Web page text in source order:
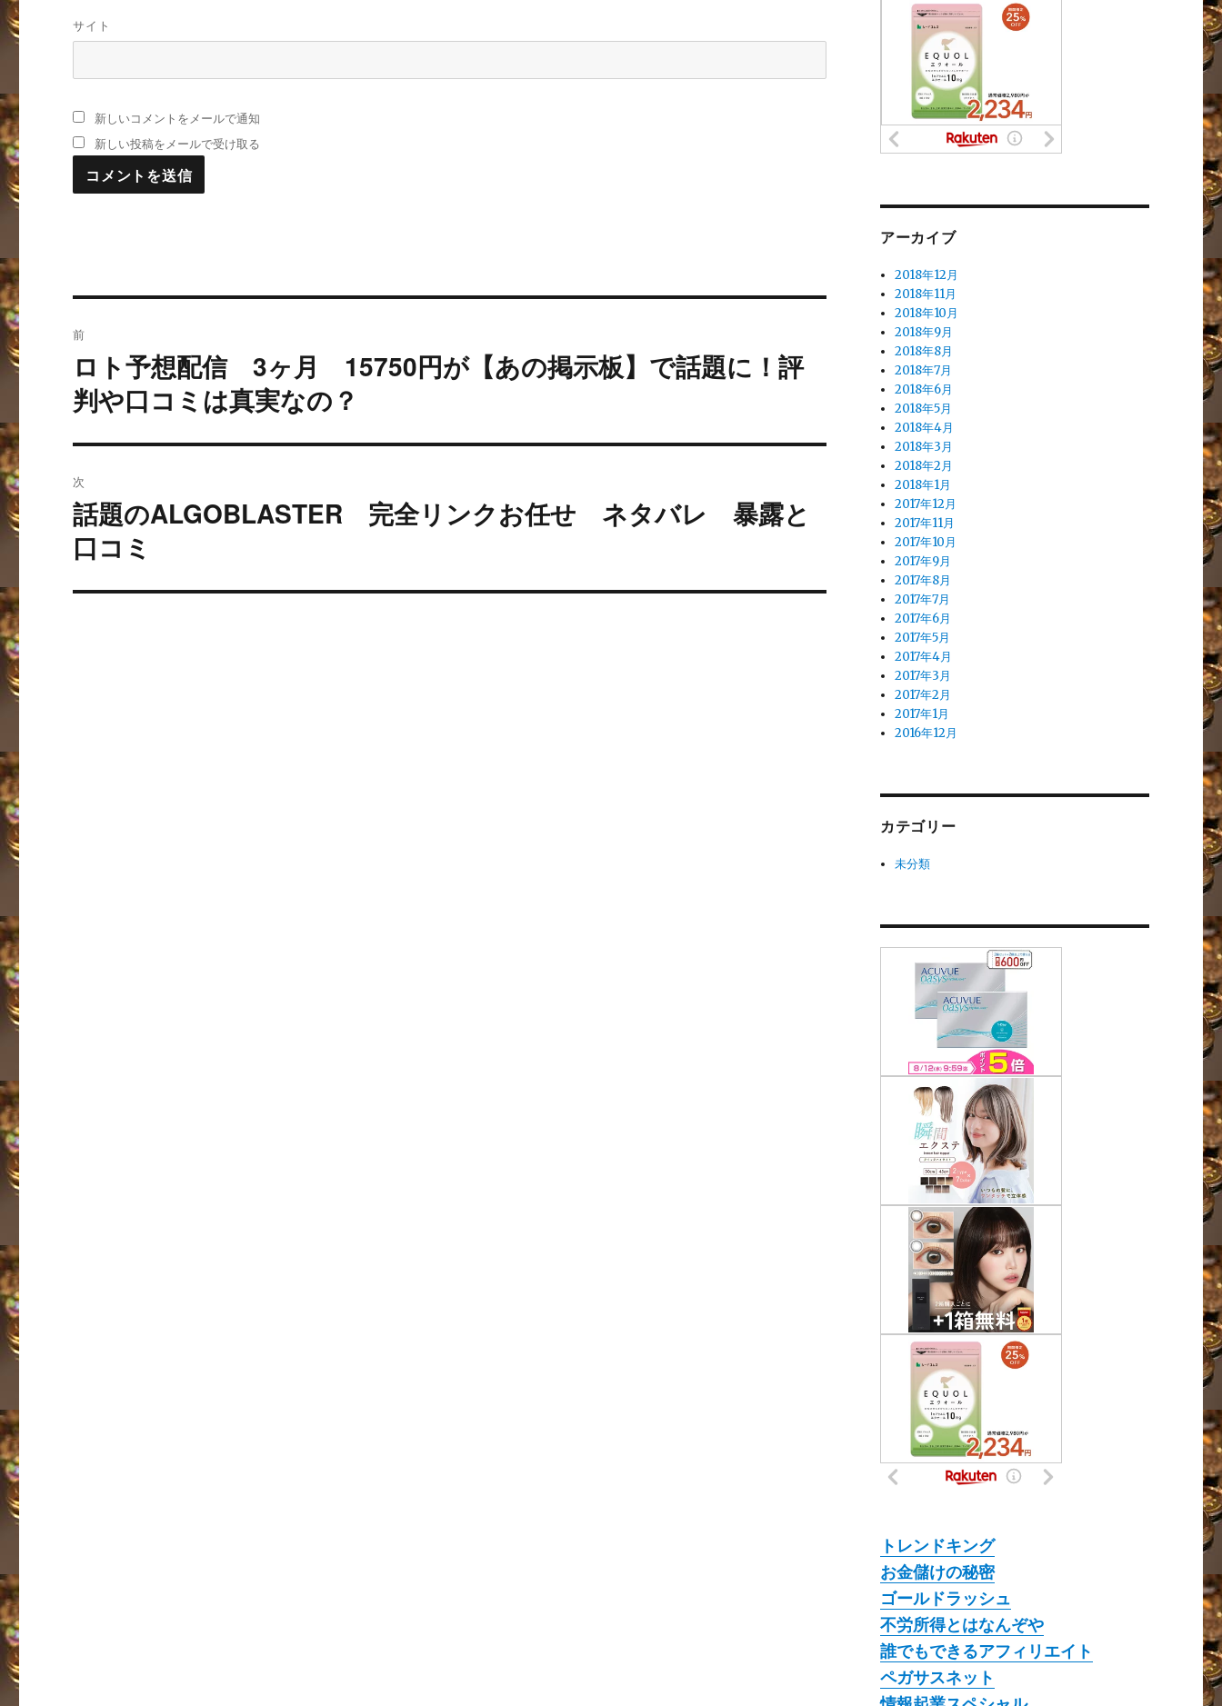
サイト
新しいコメントをメールで通知
新しい投稿をメールで受け取る
稿
ナ
ゲ
ー
シ
ョ
前
過
去
の
投
ロト予想配信 3ヶ月 15750円が【あの掲示板】で話題に！評
判や口コミは真実なの？
次
次
の
投
稿:
話題のALGOBLASTER 完全リンクお任せ ネタバレ 暴露と
口コミ
アーカイブ
2018年12月
2018年11月
2018年10月
2018年9月
2018年8月
2018年7月
2018年6月
2018年5月
2018年4月
2018年3月
2018年2月
2018年1月
2017年12月
2017年11月
2017年10月
2017年9月
2017年8月
2017年7月
2017年6月
2017年5月
2017年4月
2017年3月
2017年2月
2017年1月
2016年12月
カテゴリー
未分類
トレンドキング
お金儲けの秘密
ゴールドラッシュ
不労所得とはなんぞや
誰でもできるアフィリエイト
ペガサスネット